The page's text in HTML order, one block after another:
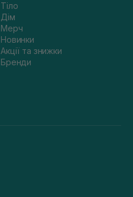
Тіло
Дім
Мерч
Новинки
Акції та знижки
Бренди